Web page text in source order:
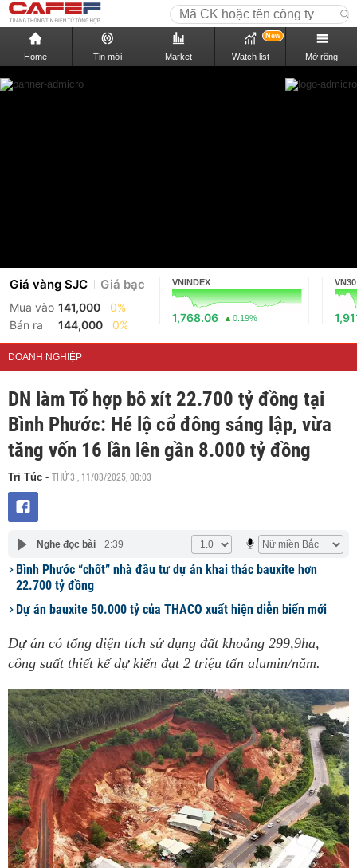
Home Tin mới Market Watch list
New
Mở rộng
Giá vàng SJC Giá bạc
Mua vào 141,000
0%
Bán ra
144,000 0%
VNINDEX
1,768.06 0.19%
VN30
DOANH NGHIỆP
DN làm Tổ hợp bô xít 22.700 tỷ đồng tại
Bình Phước: Hé lộ cổ đông sáng lập, vừa
tăng vốn 16 lần lên gần 8.000 tỷ đồng
Tri Túc - THỨ 3 , 11/03/2025, 00:03
Nghe đọc bài 2:39
Bình Phước “chốt” nhà đầu tư dự án khai thác bauxite hơn
22.700 tỷ đồng
Dự án bauxite 50.000 tỷ của THACO xuất hiện diễn biến mới
Dự án có tổng diện tích sử dụng đất khoảng 299,9ha,
công suất thiết kế dự kiến đạt 2 triệu tấn alumin/năm.